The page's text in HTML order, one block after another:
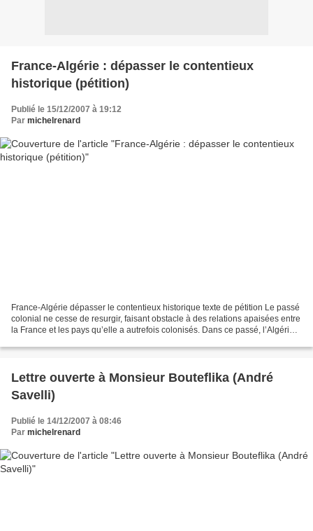
France-Algérie : dépasser le contentieux
historique (pétition)
Publié le 15/12/2007 à 19:12
Par michelrenard
France-Algérie dépasser le contentieux historique texte de pétition Le passé
colonial ne cesse de resurgir, faisant obstacle à des relations apaisées entre
la France et les pays qu’elle a autrefois colonisés. Dans ce passé, l’Algérie a
Lettre ouverte à Monsieur Bouteflika (André
Savelli)
Publié le 14/12/2007 à 08:46
Par michelrenard